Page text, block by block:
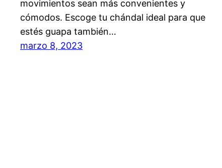
movimientos sean más convenientes y
cómodos. Escoge tu chándal ideal para que
estés guapa también…
marzo 8, 2023